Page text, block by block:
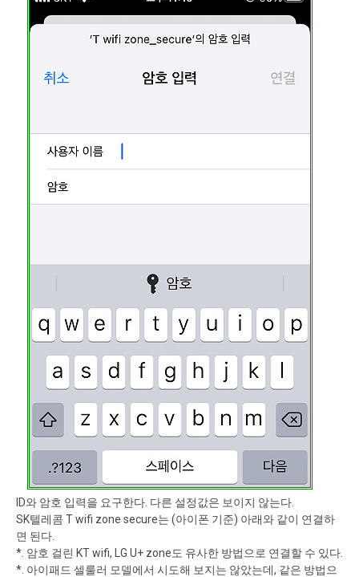
ID와 암호 입력을 요구한다. 다른 설정값은 보이지 않는다.
SK텔레콤 T wifi zone secure는 (아이폰 기준) 아래와 같이 연결하
면 된다.
*. 암호 걸린 KT wifi, LG U+ zone도 유사한 방법으로 연결할 수 있다.
*. 아이패드 셀룰러 모델에서 시도해 보지는 않았는데, 같은 방법으